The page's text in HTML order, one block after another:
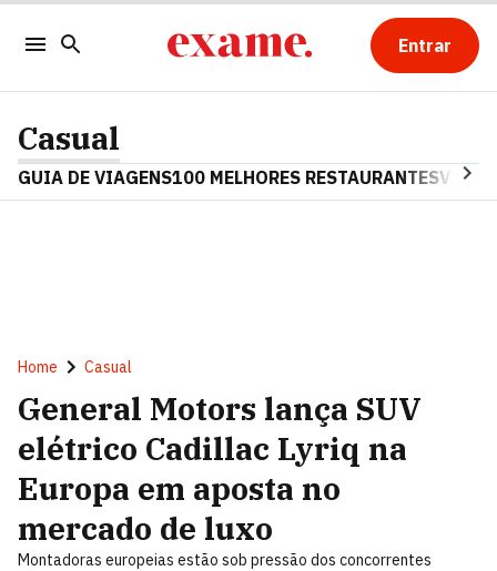
Entrar
Casual
GUIA DE VIAGENS100 MELHORES RESTAURANTES
Home Casual
General Motors lança SUV
elétrico Cadillac Lyriq na
Europa em aposta no
mercado de luxo
Montadoras europeias estão sob pressão dos concorrentes